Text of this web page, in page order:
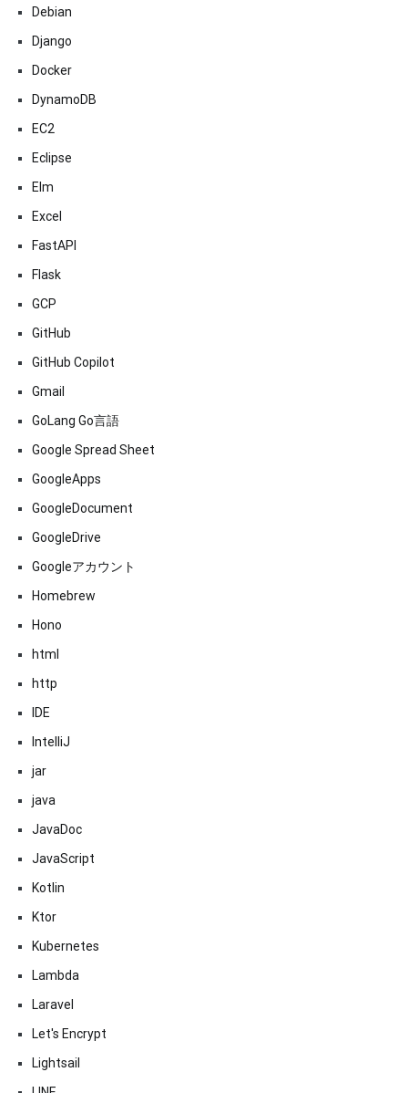
Debian
Django
Docker
DynamoDB
EC2
Eclipse
Elm
Excel
FastAPI
Flask
GCP
GitHub
GitHub Copilot
Gmail
GoLang Go言語
Google Spread Sheet
GoogleApps
GoogleDocument
GoogleDrive
Googleアカウント
Homebrew
Hono
html
http
IDE
IntelliJ
jar
java
JavaDoc
JavaScript
Kotlin
Ktor
Kubernetes
Lambda
Laravel
Let's Encrypt
Lightsail